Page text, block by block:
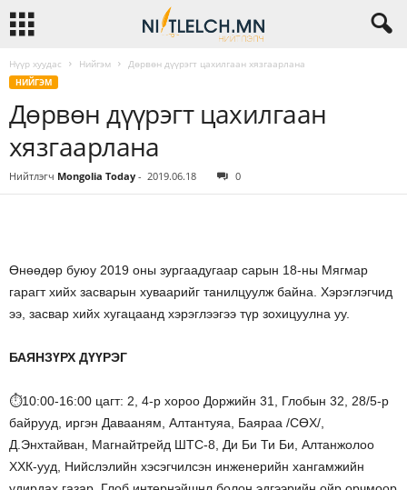
Нүүр хуудас Нийгэм Дөрвөн дүүрэгт цахилгаан хязгаарлана
НИЙГЭМ
Дөрвөн дүүрэгт цахилгаан
хязгаарлана
Нийтлэгч Mongolia Today - 2019.06.18 0
Өнөөдөр буюу 2019 оны зургаадугаар сарын 18-ны Мягмар
гарагт хийх засварын хуваарийг танилцуулж байна. Хэрэглэгчид
ээ, засвар хийх хугацаанд хэрэглээгээ түр зохицуулна уу.
БАЯНЗҮРХ ДҮҮРЭГ
⏱10:00-16:00 цагт: 2, 4-р хороо Доржийн 31, Глобын 32, 28/5-р
байрууд, иргэн Давааням, Алтантуяа, Баяраа /СӨХ/,
Д.Энхтайван, Магнайтрейд ШТС-8, Ди Би Ти Би, Алтанжолоо
ХХК-ууд, Нийслэлийн хэсэгчилсэн инженерийн хангамжийн